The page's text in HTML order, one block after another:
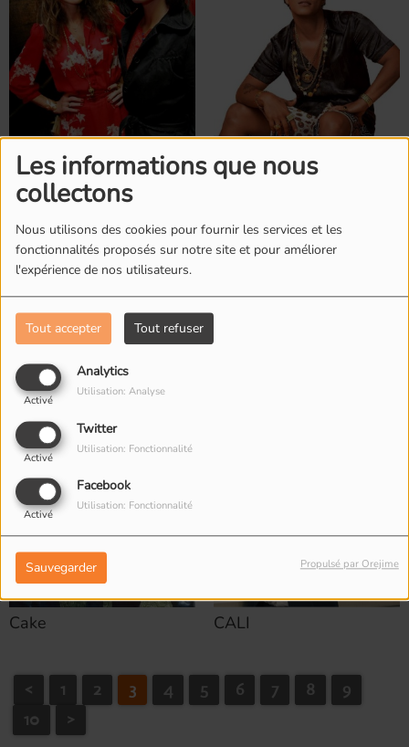
Les informations que nous
collectons
Nous utilisons des cookies pour fournir les services et les
fonctionnalités proposés sur notre site et pour améliorer
l'expérience de nos utilisateurs.
Tout accepter Tout refuser
Analytics
Activé
Utilisation: Analyse
Twitter
Activé
Utilisation: Fonctionnalité
Facebook
Activé
Utilisation: Fonctionnalité
Sauvegarder Propulsé par Orejime
Brigitte
C2C
Cake CALI
< 1 2 3 4 5 6 7 8
9
10
>